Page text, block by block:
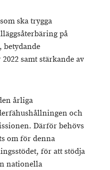
ska trygga
på
betydande
samt stärkande av
årliga
och
Därför behövs
om för denna
för att stödja
nationella